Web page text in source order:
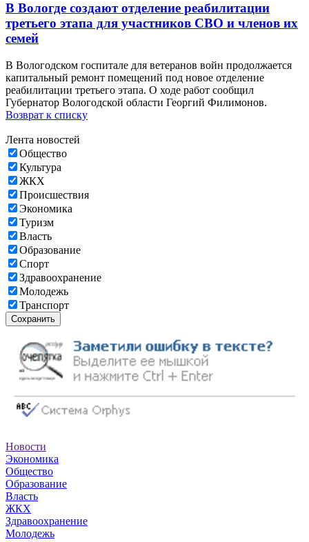
В Вологде создают отделение реабилитации
третьего этапа для участников СВО и членов их
семей
В Вологодском госпитале для ветеранов войн продолжается
капитальный ремонт помещений под новое отделение
реабилитации третьего этапа. О ходе работ сообщил
Губернатор Вологодской области Георгий Филимонов.
Возврат к списку
Лента новостей
Общество
Культура
ЖКХ
Происшествия
Экономика
Туризм
Власть
Образование
Спорт
Здравоохранение
Молодежь
Транспорт
Сохранить
Новости
Экономика
Общество
Образование
Власть
ЖКХ
Здравоохранение
Молодежь